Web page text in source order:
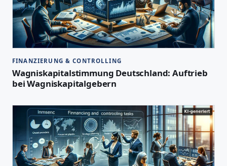
FINANZIERUNG & CONTROLLING
Wagniskapitalstimmung Deutschland: Auftrieb
bei Wagniskapitalgebern